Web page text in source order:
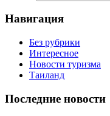
Навигация
Без рубрики
Интересное
Новости туризма
Таиланд
Последние новости